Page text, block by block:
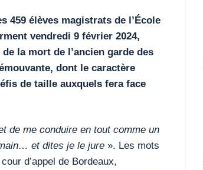
459 élèves magistrats de l’École
vendredi 9 février 2024,
la mort de l’ancien garde des
dont le caractère
de taille auxquels fera face
de me conduire en tout comme un
et dites je le jure ». Les mots
d’appel de Bordeaux,